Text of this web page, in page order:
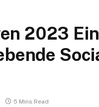
2023
5 Mins Read